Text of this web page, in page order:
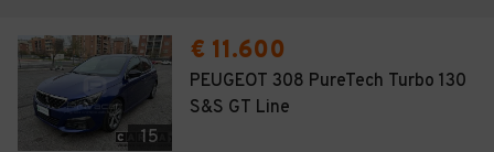
15
€ 11.600
PEUGEOT 308 PureTech Turbo 130
S&S GT Line